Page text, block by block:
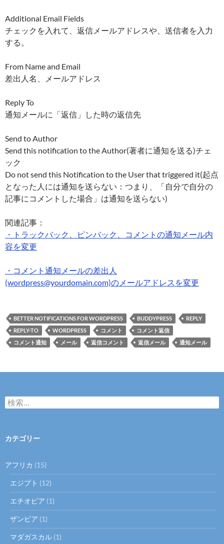
Additional Email Fields
チェックを入れて、返信メールアドレスや、送信者を入力
する。
From Name and Email
差出人名、メールアドレス
Reply To
通知メールに「返信」した時の返信先
Send to Author
Send this notification to the Author(著者に通知を送る)チェ
ック
Do not send this Notification to the User that triggered it(起点
となった人には通知を送らない：つまり、「自分で自分の
記事にコメントした場合」は通知を送らない)
関連記事：
・トラックバック、ピンバック、コメントの通知メール内
容を変更
・コメント通知メールの差出人
(wordpress@yourdomain.com)のメールアドレスを変更
BETTER NOTIFICATIONS FOR WORDPRESS BUDDYPRESS
REPLY
REPLY-TO
WORDPRESS コメント
コメント返信
コメント通知
メール 返信コメント 返信メール 通知メール
検
索
カテゴリー
アフリカ (15)
エジプト (12)
エチオピア (1)
ザンビア (1)
マダガスカル (1)